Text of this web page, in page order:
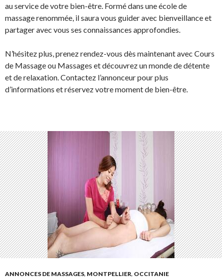
au service de votre bien-être. Formé dans une école de
massage renommée, il saura vous guider avec bienveillance et
partager avec vous ses connaissances approfondies.
N’hésitez plus, prenez rendez-vous dès maintenant avec Cours
de Massage ou Massages et découvrez un monde de détente
et de relaxation. Contactez l’annonceur pour plus
d’informations et réservez votre moment de bien-être.
ANNONCES DE MASSAGES, MONTPELLIER, OCCITANIE